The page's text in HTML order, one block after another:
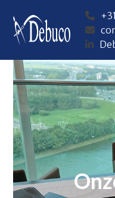
content